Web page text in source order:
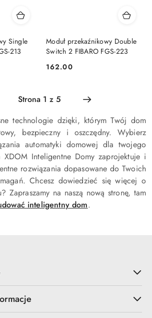
Single
213
Moduł przekaźnikowy Double
Switch 2 FIBARO FGS-223
Cena:
162.00
technologie dzięki, którym Twój dom
bezpieczny i oszczędny. Wybierz
automatyki domowej dla twojego
XDOM Inteligentne Domy zaprojektuje i
rozwiązania dopasowane do Twoich
Chcesz dowiedzieć się więcej o
Zapraszamy na naszą nową stronę, tam
inteligentny dom.